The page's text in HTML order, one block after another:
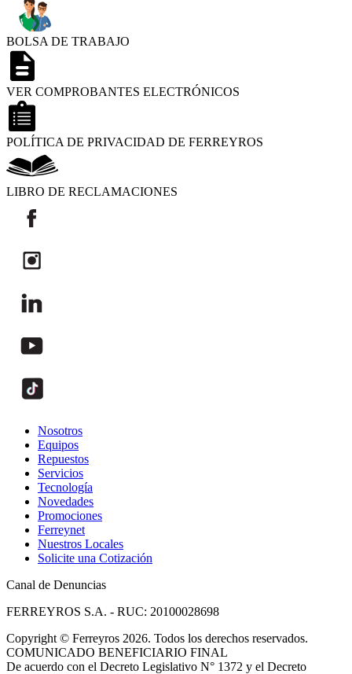
BOLSA DE TRABAJO
VER COMPROBANTES ELECTRÓNICOS
POLÍTICA DE PRIVACIDAD DE FERREYROS
LIBRO DE RECLAMACIONES
Nosotros
Equipos
Repuestos
Servicios
Tecnología
Novedades
Promociones
Ferreynet
Nuestros Locales
Solicite una Cotización
Canal de Denuncias
FERREYROS S.A. - RUC: 20100028698
Copyright © Ferreyros 2026. Todos los derechos reservados.
COMUNICADO BENEFICIARIO FINAL
De acuerdo con el Decreto Legislativo N° 1372 y el Decreto